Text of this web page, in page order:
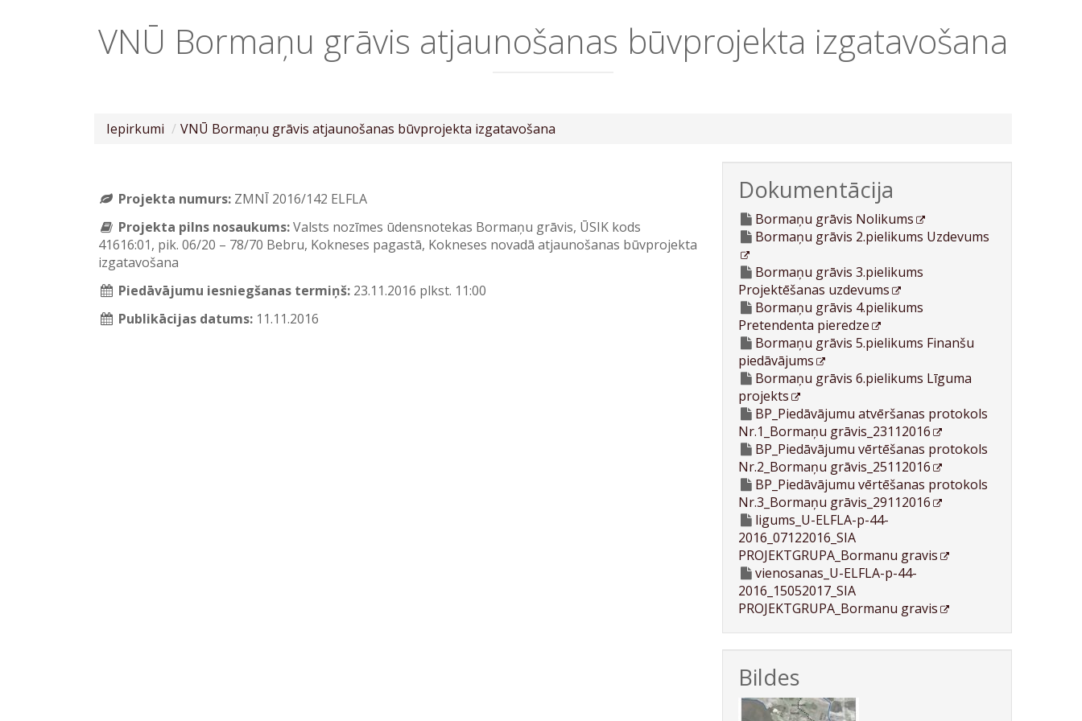
VNŪ Bormaņu grāvis atjaunošanas būvprojekta izgatavošana
Iepirkumi VNŪ Bormaņu grāvis atjaunošanas būvprojekta izgatavošana
Projekta numurs: ZMNĪ 2016/142 ELFLA
Projekta pilns nosaukums:Valsts nozīmes ūdensnotekas Bormaņu grāvis, ŪSIK kods
41616:01, pik. 06/20 – 78/70 Bebru, Kokneses pagastā, Kokneses novadā atjaunošanas būvprojekta
izgatavošana
Piedāvājumu iesniegšanas termiņš: 23.11.2016 plkst. 11:00
Publikācijas datums: 11.11.2016
Dokumentācija
Bormaņu grāvis Nolikums
Bormaņu grāvis 2.pielikums Uzdevums
Bormaņu grāvis 3.pielikums
Projektēšanas uzdevums
Bormaņu grāvis 4.pielikums
Pretendenta pieredze
Bormaņu grāvis 5.pielikums Finanšu
piedāvājums
Bormaņu grāvis 6.pielikums Līguma
projekts
BP_Piedāvājumu atvēršanas protokols
Nr.1_Bormaņu grāvis_23112016
BP_Piedāvājumu vērtēšanas protokols
Nr.2_Bormaņu grāvis_25112016
BP_Piedāvājumu vērtēšanas protokols
Nr.3_Bormaņu grāvis_29112016
ligums_U-ELFLA-p-44-
2016_07122016_SIA
PROJEKTGRUPA_Bormanu gravis
vienosanas_U-ELFLA-p-44-
2016_15052017_SIA
PROJEKTGRUPA_Bormanu gravis
Bildes